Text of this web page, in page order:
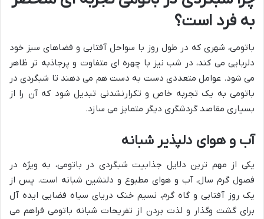
به فرد است؟
باتومی، شهری که در طول روز با سواحل آفتابی و فضاهای سبز خود
دلربایی می کند، در شب نیز با چهره ای متفاوت و پرجاذبه تر ظاهر
می شود. عوامل متعددی دست به دست هم می دهند تا شبگردی در
باتومی به یک تجربه خاص و تکرارنشدنی تبدیل شود که آن را از
بسیاری مقاصد گردشگری دیگر متمایز می سازد.
آب و هوای دلپذیر شبانه
یکی از مهم ترین دلایل جذابیت شبگردی در باتومی، به ویژه در
فصول گرم سال، آب و هوای مطبوع و دلنشین شبانه است. پس از
یک روز آفتابی و گاه گرم، نسیم خنک دریای سیاه فضایی ایده آل
برای گشت وگذار و لذت بردن از تفریحات شبانه باتومی فراهم می